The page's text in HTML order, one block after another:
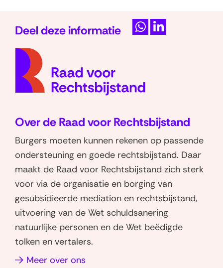
n
e
r
Deel deze informatie
n
p
h
t
s
a
p
p
p
i
n
k
e
d
I
n
Over de Raad voor Rechtsbijstand
Burgers moeten kunnen rekenen op passende
ondersteuning en goede rechtsbijstand. Daar
maakt de Raad voor Rechtsbijstand zich sterk
voor via de organisatie en borging van
gesubsidieerde mediation en rechtsbijstand,
uitvoering van de Wet schuldsanering
natuurlijke personen en de Wet beëdigde
tolken en vertalers.
Meer over ons